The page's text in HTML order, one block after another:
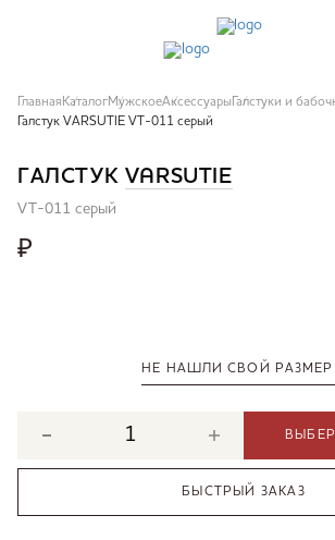
Главная КаталогМужскоеАксессуары Галстуки и
Галстук VARSUTIE VT-011 серый
ГАЛСТУК VARSUTIE
VT-011 серый
₽
НЕ НАШЛИ СВОЙ РАЗМЕР
БЫСТРЫЙ ЗАКАЗ